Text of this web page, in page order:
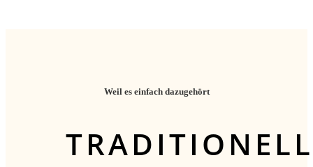
Weil es einfach dazugehört